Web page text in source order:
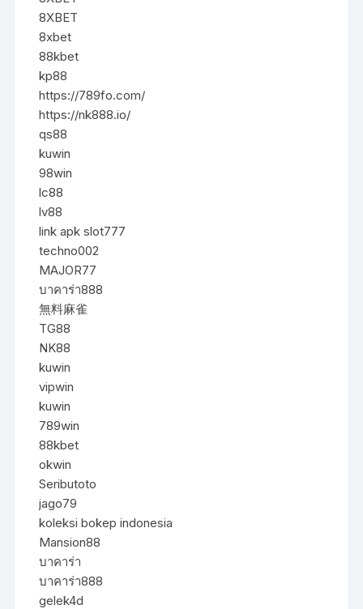
8XBET
8xbet
88kbet
kp88
https://789fo.com/
https://nk888.io/
qs88
kuwin
98win
lc88
lv88
link apk slot777
techno002
MAJOR77
บาคาร่า888
無料麻雀
TG88
NK88
kuwin
vipwin
kuwin
789win
88kbet
okwin
Seributoto
jago79
koleksi bokep indonesia
Mansion88
บาคาร่า
บาคาร่า888
gelek4d